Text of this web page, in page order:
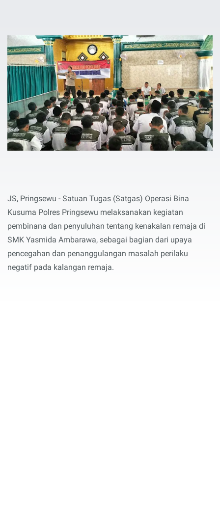
JS, Pringsewu - Satuan Tugas (Satgas) Operasi Bina
Kusuma Polres Pringsewu melaksanakan kegiatan
pembinana dan penyuluhan tentang kenakalan remaja di
SMK Yasmida Ambarawa, sebagai bagian dari upaya
pencegahan dan penanggulangan masalah perilaku
negatif pada kalangan remaja.